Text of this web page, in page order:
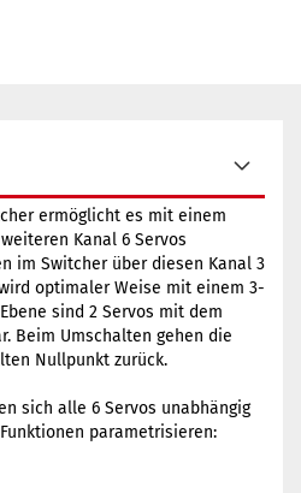
ermöglicht es mit einem
Kanal 6 Servos
im Switcher über diesen Kanal 3
optimaler Weise mit einem 3-
sind 2 Servos mit dem
Beim Umschalten gehen die
Nullpunkt zurück.
sich alle 6 Servos unabhängig
parametrisieren: